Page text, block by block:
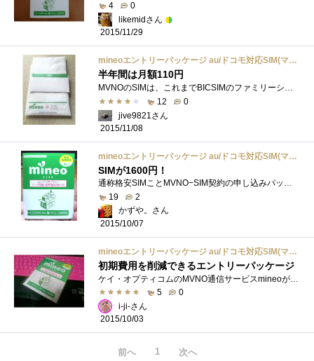
4
0
likemidさん
2015/11/29
mineoエントリーパッケージ au/ドコモ対応SIM(マイクロ、ナノ、標準) データ通信/音声通話 月額700円(税抜)~ <最低利用期間なし> 511015
半年間は月額110円
MVNOのSIMは、これまでBICSIMのファミリーシェアプランの3枚、ServersManSIM100を使っていますが、手持ちの機器数に対してはもう少し枚数があっても良�...
12
0
jive9821さん
2015/11/08
mineoエントリーパッケージ au/ドコモ対応SIM(マイクロ、ナノ、標準) データ通信/音声通話 月額700円(税抜)~ <最低利用期間なし> 511015
SIMが1600円！
通称格安SIMことMVNO−SIM契約の申し込みパッケージです。このパッケージの値段が開通手数料です。Amazonで1600円で売っていました。お買い得ですね...
19
2
かずや。さん
2015/10/07
mineoエントリーパッケージ au/ドコモ対応SIM(マイクロ、ナノ、標準) データ通信/音声通話 月額700円(税抜)~ <最低利用期間なし> 511015
初期費用を削減できるエントリーパッケージ
5
0
i-ji-さん
2015/10/03
前へ 1 次へ